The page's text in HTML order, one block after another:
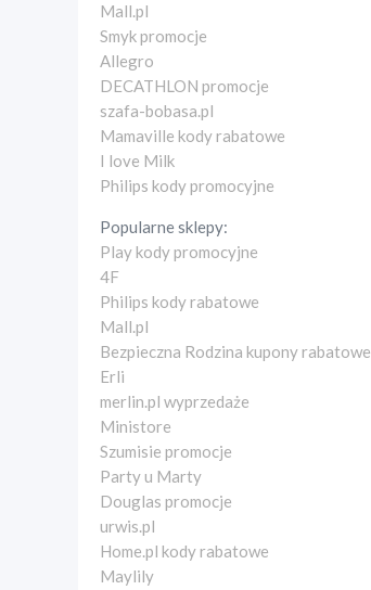
Mall.pl
Smyk promocje
Allegro
DECATHLON promocje
szafa-bobasa.pl
Mamaville kody rabatowe
I love Milk
Philips kody promocyjne
Popularne sklepy:
Play kody promocyjne
4F
Philips kody rabatowe
Mall.pl
Bezpieczna Rodzina kupony rabatowe
Erli
merlin.pl wyprzedaże
Ministore
Szumisie promocje
Party u Marty
Douglas promocje
urwis.pl
Home.pl kody rabatowe
Maylily